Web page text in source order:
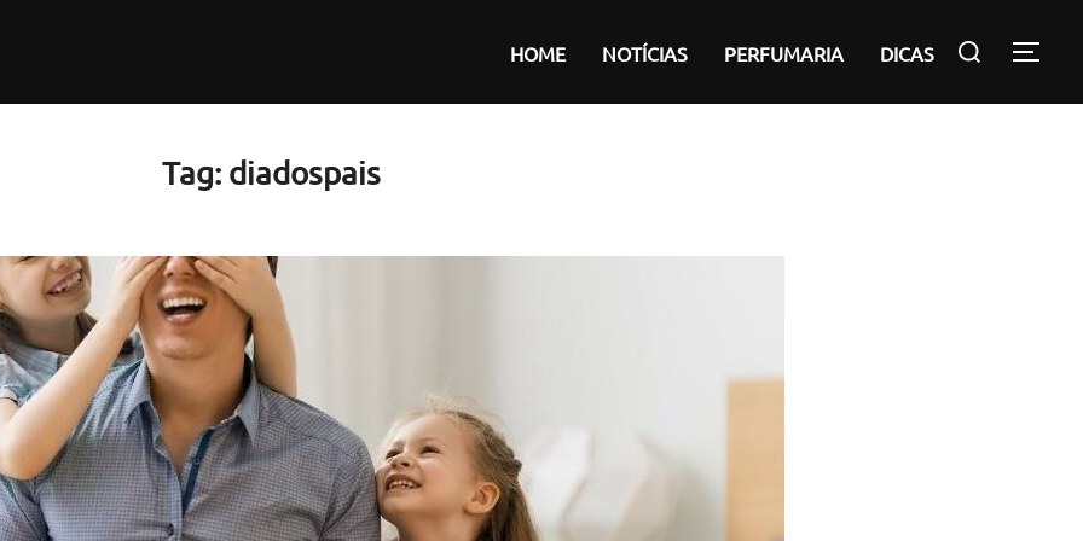
HOME NOTÍCIAS PERFUMARIA DICAS
Pesquisar
Tag: diadospais